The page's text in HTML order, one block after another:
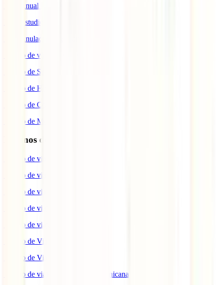
IATI Anual Multiviaje
IATI Estudios
IATI Anulación Premium
Seguro de viaje COVID
Seguro de Salud
Seguro de Hogar
Seguro de Coche
Seguro de Moto
Destinos de interés
Seguro de viaje a EEUU
Seguro de viaje a Indonesia
Seguro de viaje a Marruecos
Seguro de viaje a Reino Unido
Seguro de viaje a México
Seguro de Viaje a Tailandia
Seguro de Viaje a China
Seguro de viaje a República Dominicana